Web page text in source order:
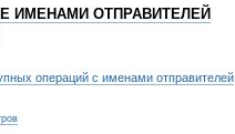
ИМЕНАМИ ОТПРАВИТЕЛЕЙ
операций с именами отправителей